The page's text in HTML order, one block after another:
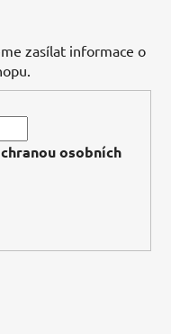
zasílat informace o
osobních